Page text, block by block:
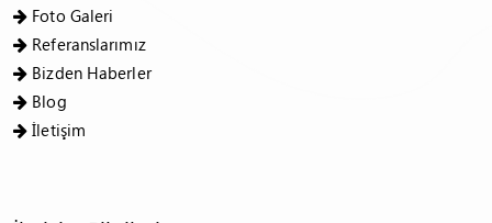
Foto Galeri
Referanslarımız
Bizden Haberler
Blog
İletişim